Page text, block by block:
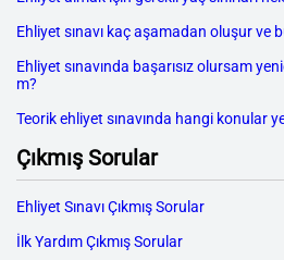
Ehliyet sınavı kaç aşamadan oluşur ve
Ehliyet sınavında başarısız olursam
m?
Teorik ehliyet sınavında hangi konular
Çıkmış Sorular
Ehliyet Sınavı Çıkmış Sorular
İlk Yardım Çıkmış Sorular